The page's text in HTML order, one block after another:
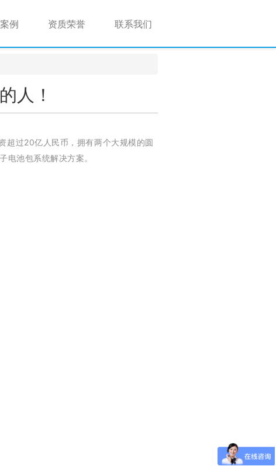
例 资质荣誉 联系我们
人！
超过20亿人民币，拥有两个大规模的圆
电池包系统解决方案。